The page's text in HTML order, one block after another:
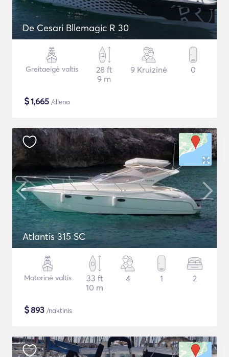
De Cesari Bllemagic R 30
Greitaeigė valtis
28 ft
9 m
9 Kruizinė 0
$1,665 /diena
Atlantis 315 SC
Motorinė valtis
33 ft
10 m
4 1 2
$893 /naktinis